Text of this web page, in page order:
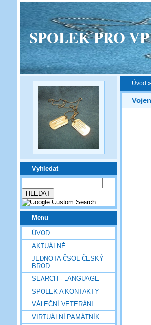
SPOLEK PRO
Vyhledat
Menu
ÚVOD
AKTUÁLNĚ
JEDNOTA ČSOL ČESKÝ
BROD
SEARCH - LANGUAGE
SPOLEK A KONTAKTY
VÁLEČNÍ VETERÁNI
VIRTUÁLNÍ PAMÁTNÍK
Úvod »